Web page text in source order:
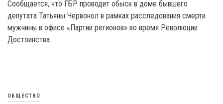
Сообщается, что ГБР проводит обыск в доме бывшего
депутата Татьяны Червонол в рамках расследования смерти
мужчины в офисе «Партии регионов» во время Революции
Достоинства.
ОБЩЕСТВО